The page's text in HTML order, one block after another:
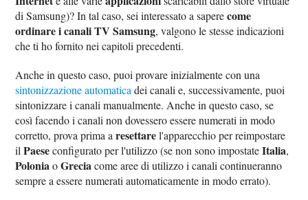
di Samsung)? In tal caso, sei interessato a saperecome
ordinare i canali TV Samsung, valgono le stesse indicazioni
che ti ho fornito nei capitoli precedenti.
Anche in questo caso, puoi provare inizialmente con una
sintonizzazione automatica dei canali e, successivamente, puoi
sintonizzare i canali manualmente. Anche in questo caso, se
così facendo i canali non dovessero essere numerati in modo
corretto, prova prima aresettarel'apparecchio per reimpostare
ilPaeseconfigurato per l'utilizzo (se non sono impostateItalia,
PoloniaoGreciacome aree di utilizzo i canali continueranno
sempre a essere numerati automaticamente in modo errato).